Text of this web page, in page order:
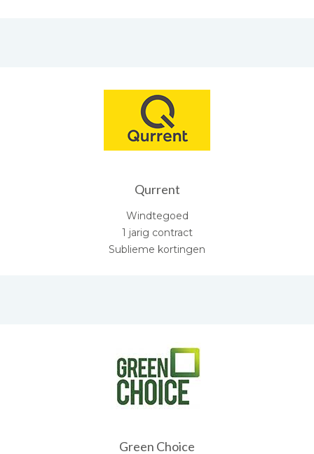
Qurrent
Windtegoed
1 jarig contract
Sublieme kortingen
Green Choice